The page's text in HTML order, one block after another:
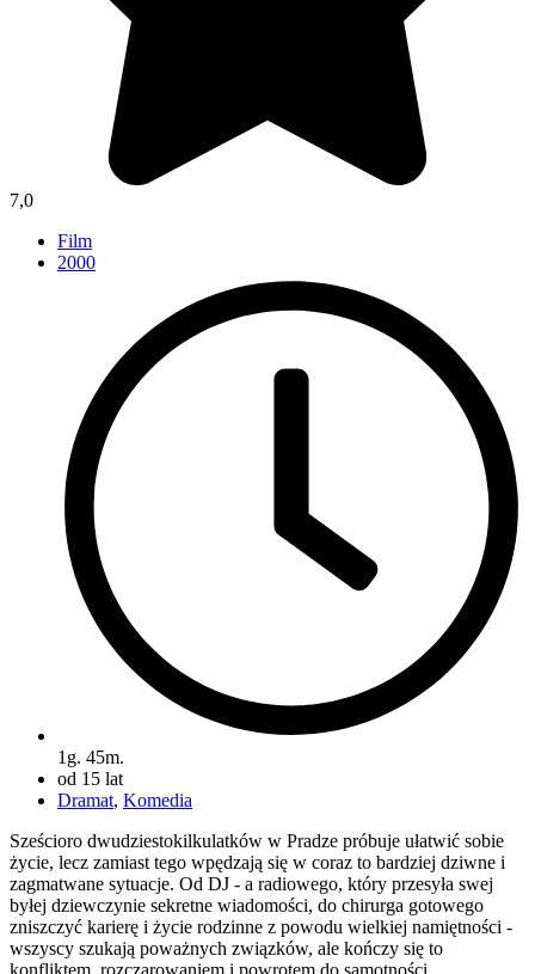
7,0
Film
2000
1g. 45m.
od 15 lat
Dramat, Komedia
Sześcioro dwudziestokilkulatków w Pradze próbuje ułatwić sobie
życie, lecz zamiast tego wpędzają się w coraz to bardziej dziwne i
zagmatwane sytuacje. Od DJ - a radiowego, który przesyła swej
byłej dziewczynie sekretne wiadomości, do chirurga gotowego
zniszczyć karierę i życie rodzinne z powodu wielkiej namiętności -
wszyscy szukają poważnych związków, ale kończy się to
konfliktem, rozczarowaniem i powrotem do samotności.